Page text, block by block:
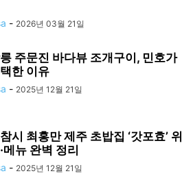
- 2026년 03월 21일
주문진 바다뷰 조개구이, 민호가
한 이유
- 2025년 12월 21일
시 최홍만 제주 초밥집 ‘갓포효’ 위
메뉴 완벽 정리
- 2025년 12월 21일